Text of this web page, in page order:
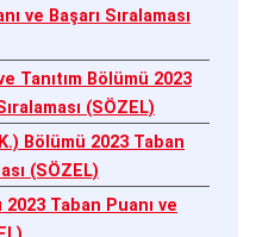
ve Başarı Sıralaması
Tanıtım Bölümü 2023
(SÖZEL)
Bölümü 2023 Taban
(SÖZEL)
2023 Taban Puanı ve